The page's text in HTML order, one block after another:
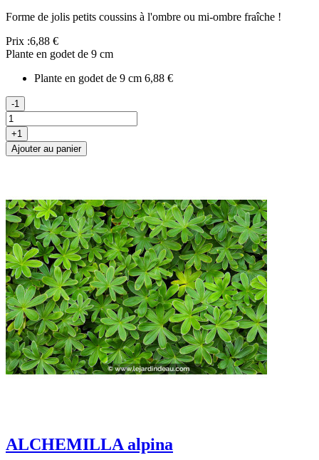
Forme de jolis petits coussins à l'ombre ou mi-ombre fraîche !
Prix :6,88 €
Plante en godet de 9 cm
Plante en godet de 9 cm 6,88 €
-1
+1
Ajouter au panier
ALCHEMILLA alpina